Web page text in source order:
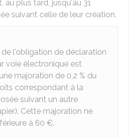
au plus tard, jusqu'au 31
suivant celle de leur création.
l'obligation de déclaration
voie électronique est
majoration de 0,2 % du
correspondant à la
suivant un autre
Cette majoration ne
à 60 €.